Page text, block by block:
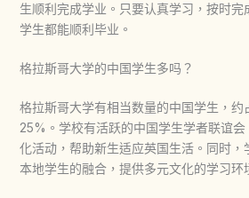
生顺利完成学业。只要认真学习，按时完
学生都能顺利毕业。
格拉斯哥大学的中国学生多吗？
格拉斯哥大学有相当数量的中国学生，约
25%。学校有活跃的中国学生学者联谊
化活动，帮助新生适应英国生活。同时，
本地学生的融合，提供多元文化的学习环